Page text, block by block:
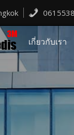
เกี่ยวกับเรา